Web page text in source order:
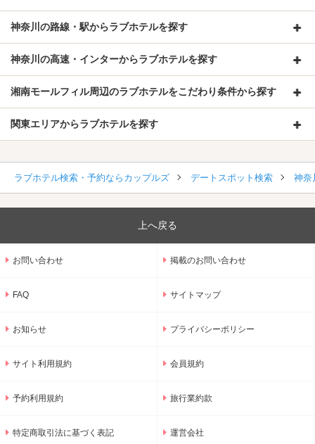
神奈川の路線・駅からラブホテルを探す
神奈川の高速・インターからラブホテルを探す
湘南モールフィル周辺のラブホテルをこだわり条件から探す
関東エリアからラブホテルを探す
ラブホテル検索・予約ならカップルズ デートスポット検索 神奈
上へ戻る
お問い合わせ 掲載のお問い合わせ
FAQ サイトマップ
お知らせ プライバシーポリシー
サイト利用規約 会員規約
予約利用規約 旅行業約款
特定商取引法に基づく表記 運営会社